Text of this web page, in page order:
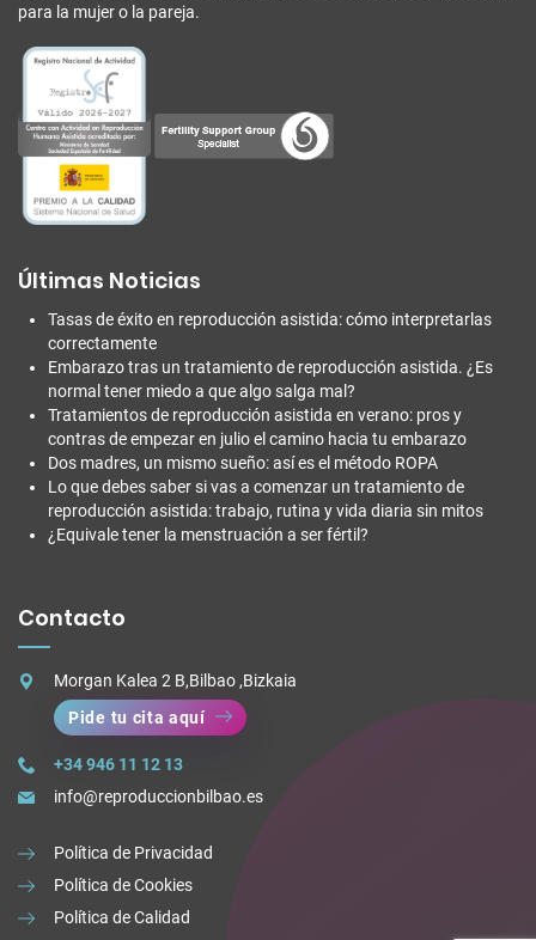
para la mujer o la pareja.
Últimas Noticias
Tasas de éxito en reproducción asistida: cómo interpretarlas
correctamente
Embarazo tras un tratamiento de reproducción asistida. ¿Es
normal tener miedo a que algo salga mal?
Tratamientos de reproducción asistida en verano: pros y
contras de empezar en julio el camino hacia tu embarazo
Dos madres, un mismo sueño: así es el método ROPA
Lo que debes saber si vas a comenzar un tratamiento de
reproducción asistida: trabajo, rutina y vida diaria sin mitos
¿Equivale tener la menstruación a ser fértil?
Contacto
Morgan Kalea 2 B,Bilbao ,Bizkaia
Pide tu cita aquí
+34 946 11 12 13
info@reproduccionbilbao.es
Política de Privacidad
Política de Cookies
Política de Calidad